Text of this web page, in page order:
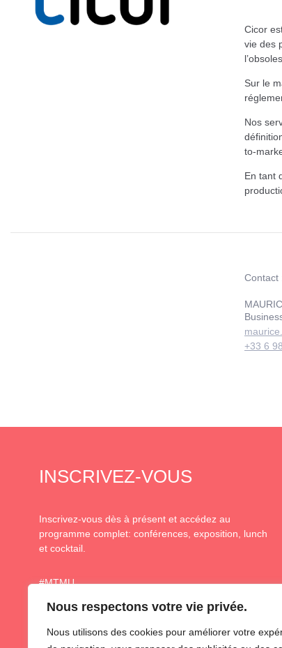
Nous respectons votre vie privée.
Nous utilisons des cookies pour améliorer votre
Cicor
vie des
Sur le
Nos
to-
En tant
Contact
+33 6
INSCRIVEZ-VOUS
Inscrivez-vous dès à présent et accédez au
programme complet: conférences, exposition, lunch
et cocktail.
#MTMU
TICKETS